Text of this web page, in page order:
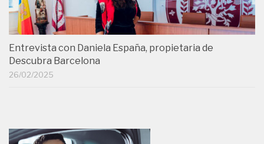
Entrevista con Daniela España, propietaria de
Descubra Barcelona
26/02/2025